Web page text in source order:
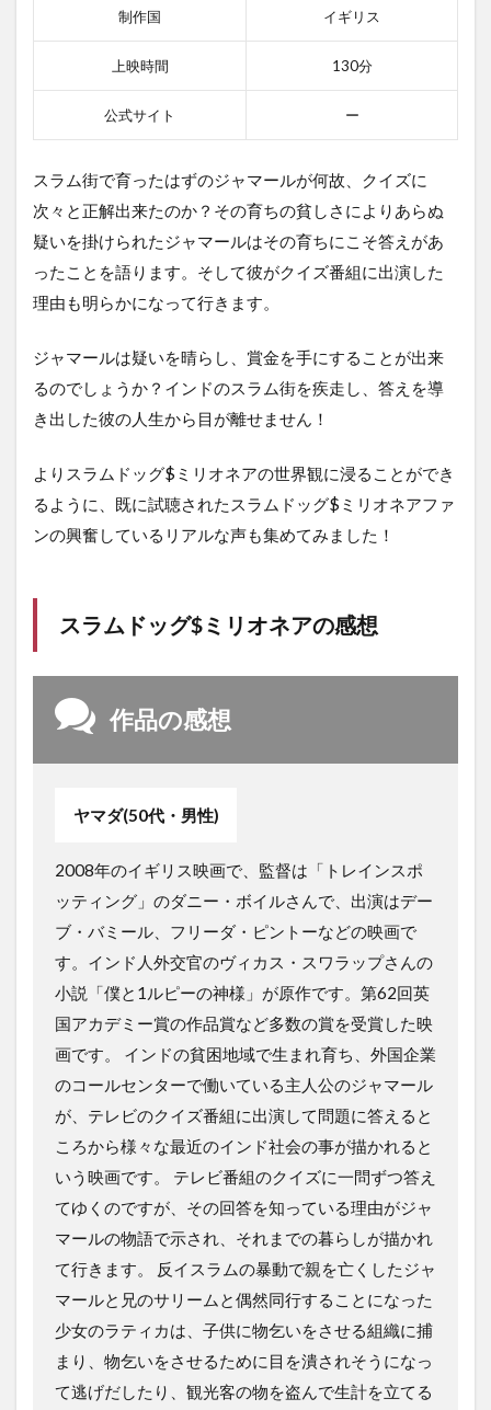
制作国 イギリス
上映時間 130分
公式サイト ー
スラム街で育ったはずのジャマールが何故、クイズに
次々と正解出来たのか？その育ちの貧しさによりあらぬ
疑いを掛けられたジャマールはその育ちにこそ答えがあ
ったことを語ります。そして彼がクイズ番組に出演した
理由も明らかになって行きます。
ジャマールは疑いを晴らし、賞金を手にすることが出来
るのでしょうか？インドのスラム街を疾走し、答えを導
き出した彼の人生から目が離せません！
よりスラムドッグ$ミリオネアの世界観に浸ることができ
るように、既に試聴されたスラムドッグ$ミリオネアファ
ンの興奮しているリアルな声も集めてみました！
スラムドッグ$ミリオネアの感想
作品の感想
ヤマダ(50代・男性)
2008年のイギリス映画で、監督は「トレインスポ
ッティング」のダニー・ボイルさんで、出演はデー
ブ・バミール、フリーダ・ピントーなどの映画で
す。インド人外交官のヴィカス・スワラップさんの
小説「僕と1ルピーの神様」が原作です。第62回英
国アカデミー賞の作品賞など多数の賞を受賞した映
画です。 インドの貧困地域で生まれ育ち、外国企業
のコールセンターで働いている主人公のジャマール
が、テレビのクイズ番組に出演して問題に答えると
ころから様々な最近のインド社会の事が描かれると
いう映画です。 テレビ番組のクイズに一問ずつ答え
てゆくのですが、その回答を知っている理由がジャ
マールの物語で示され、それまでの暮らしが描かれ
て行きます。 反イスラムの暴動で親を亡くしたジャ
マールと兄のサリームと偶然同行することになった
少女のラティカは、子供に物乞いをさせる組織に捕
まり、物乞いをさせるために目を潰されそうになっ
て逃げだしたり、観光客の物を盗んで生計を立てる